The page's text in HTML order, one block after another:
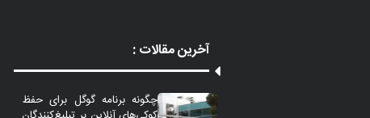
آخرین مقالات :
چگونه برنامه گوگل برای حفظ